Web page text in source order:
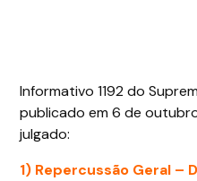
Informativo 1192 do
publicado em 6 de
julgado:
1) Repercussão Geral –